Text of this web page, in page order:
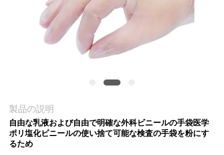
理
私
製品の説明
自由な乳液および自由で明確な外科ビニールの手袋医学
ポリ塩化ビニールの使い捨て可能な検査の手袋を粉にす
るため